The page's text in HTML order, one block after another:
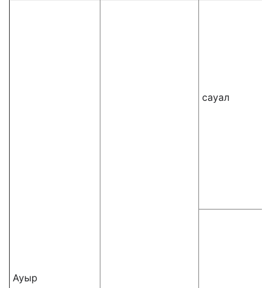
Ауыр
сауал